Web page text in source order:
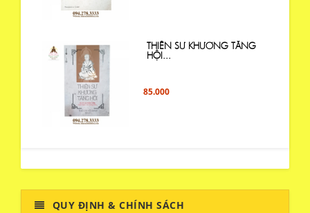
THIỀN SƯ KHƯƠNG TĂNG
HỘI...
85.000
QUY ĐỊNH & CHÍNH SÁCH